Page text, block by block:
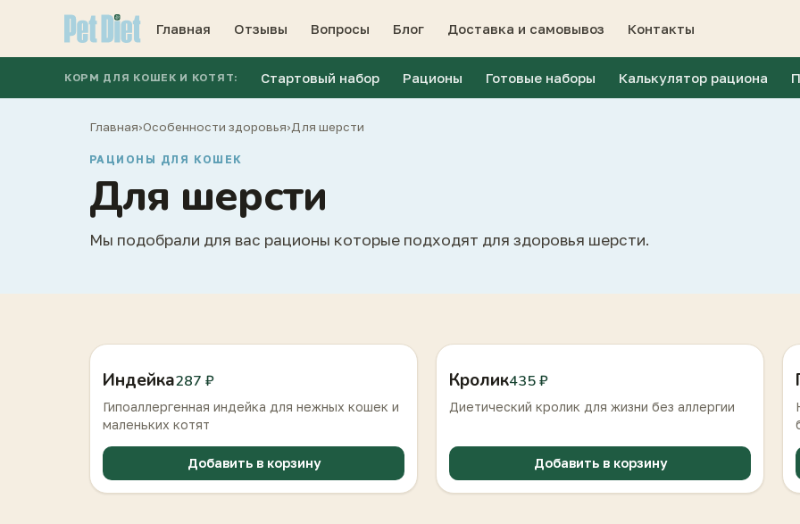
Главная Отзывы Вопросы Блог Доставка и самовывоз Контакты
КОРМ ДЛЯ КОШЕК И КОТЯТ: Стартовый набор Рационы Готовые наборы Калькулятор рациона
Главная›Особенности здоровья›Для шерсти
РАЦИОНЫ ДЛЯ КОШЕК
Для шерсти
Мы подобрали для вас рационы которые подходят для здоровья шерсти.
Индейка287 ₽
Гипоаллергенная индейка для нежных кошек и
маленьких котят
Добавить в корзину
Кролик435 ₽
Диетический кролик для жизни без аллергии
Добавить в корзину